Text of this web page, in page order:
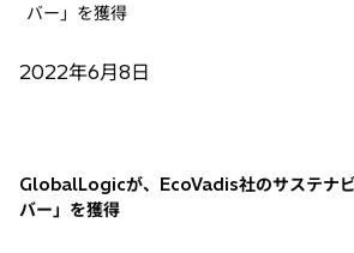
バー」を獲得
2022年6月8日
GlobalLogicが、EcoVadis社のサステナ
バー」を獲得